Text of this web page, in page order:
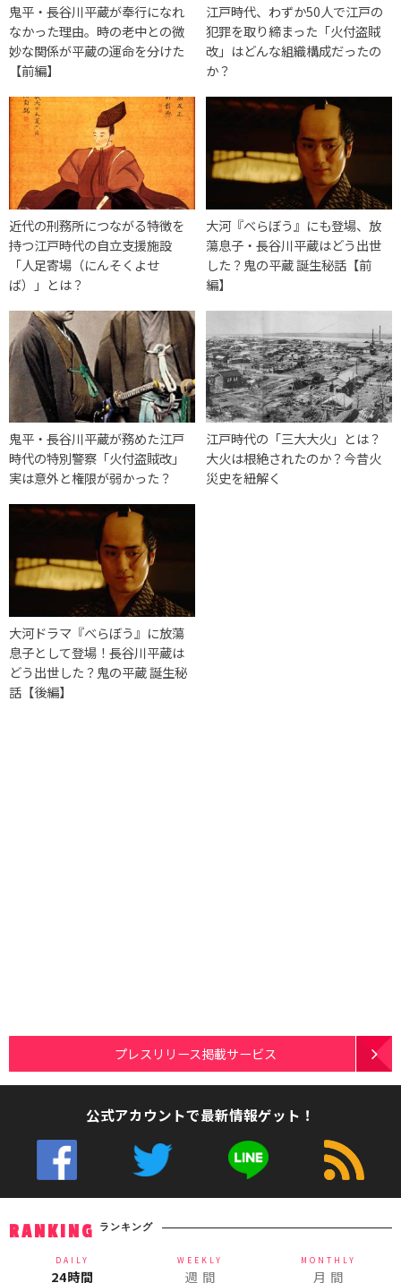
鬼平・長谷川平蔵が奉行になれ
なかった理由。時の老中との微
妙な関係が平蔵の運命を分けた
【前編】
江戸時代、わずか50人で江戸の
犯罪を取り締まった「火付盗賊
改」はどんな組織構成だったの
か？
近代の刑務所につながる特徴を
持つ江戸時代の自立支援施設
「人足寄場（にんそくよせ
ば）」とは？
大河『べらぼう』にも登場、放
蕩息子・長谷川平蔵はどう出世
した？鬼の平蔵 誕生秘話【前
編】
鬼平・長谷川平蔵が務めた江戸
時代の特別警察「火付盗賊改」
実は意外と権限が弱かった？
江戸時代の「三大大火」とは？
大火は根絶されたのか？今昔火
災史を紐解く
大河ドラマ『べらぼう』に放蕩
息子として登場！長谷川平蔵は
どう出世した？鬼の平蔵 誕生秘
話【後編】
プレスリリース掲載サービス
公式アカウントで最新情報ゲット！
RANKING ランキング
DAILY
24時間
WEEKLY
週 間
MONTHLY
月 間